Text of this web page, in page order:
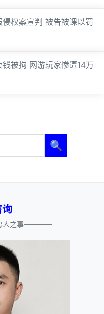
侵权案宣判 被告被课以罚
被拘 网游玩家惨遭14万
🔍
询
人之事————